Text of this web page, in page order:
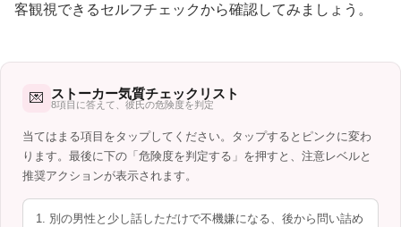
客観視できるセルフチェックから確認してみましょう。
💌 ストーカー気質チェックリスト
8項目に答えて、彼氏の危険度を判定
当てはまる項目をタップしてください。タップするとピンクに変わ
ります。最後に下の「危険度を判定する」を押すと、注意レベルと
推奨アクションが表示されます。
1. 別の男性と少し話しただけで不機嫌になる、後から問い詰め